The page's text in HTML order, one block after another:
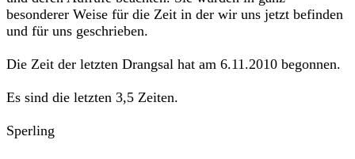
besonderer Weise für die Zeit in der wir uns jetzt befinden
und für uns geschrieben.
Die Zeit der letzten Drangsal hat am 6.11.2010 begonnen.
Es sind die letzten 3,5 Zeiten.
Sperling